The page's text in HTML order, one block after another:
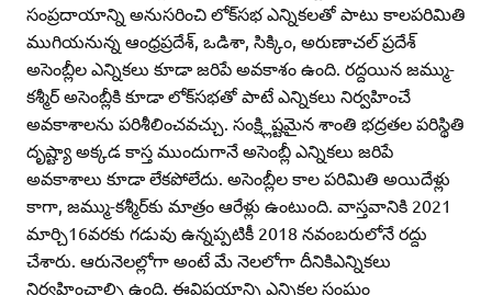
సంప్రదాయాన్ని అనుసరించి లోక్‌సభ ఎన్నికలతో పాటు కాలపరిమితి
ముగియనున్న ఆంధ్రప్రదేశ్‌, ఒడిశా, సిక్కిం, అరుణాచల్‌ ప్రదేశ్‌
అసెంబ్లీల ఎన్నికలు కూడా జరిపే అవకాశం ఉంది. రద్దయిన జమ్ము-
కశ్మీర్‌ అసెంబ్లీకి కూడా లోక్‌సభతో పాటే ఎన్నికలు నిర్వహించే
అవకాశాలను పరిశీలించవచ్చు. సంక్ష్లిష్టమైన శాంతి భద్రతల పరిస్థితి
దృష్ట్యా అక్కడ కాస్త ముందుగానే అసెంబ్లీ ఎన్నికలు జరిపే
అవకాశాలు కూడా లేకపోలేదు. అసెంబ్లీల కాల పరిమితి అయిదేళ్లు
కాగా, జమ్ము-కశ్మీర్‌కు మాత్రం ఆరేళ్లు ఉంటుంది. వాస్తవానికి 2021
మార్చి16వరకు గడువు ఉన్నప్పటికీ 2018 నవంబరులోనే రద్దు
చేశారు. ఆరునెలల్లోగా అంటే మే నెలలోగా దీనికిఎన్నికలు
నిర్వహించాల్సి ఉంది. ఈవిషయాన్ని ఎన్నికల సంఘం